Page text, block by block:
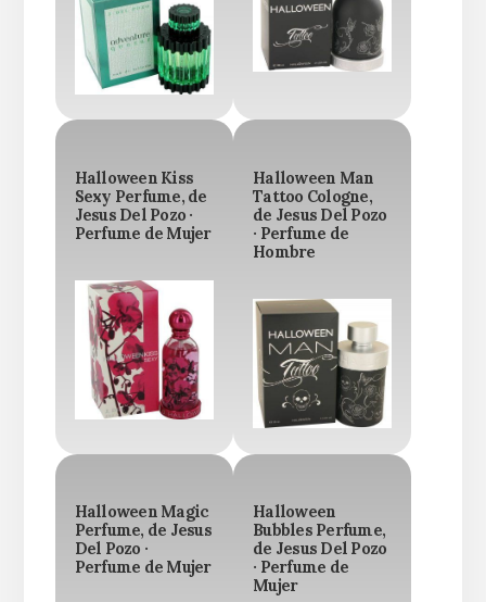
Halloween Kiss
Sexy Perfume, de
Jesus Del Pozo ·
Perfume de Mujer
Halloween Man
Tattoo Cologne,
de Jesus Del Pozo
· Perfume de
Hombre
Halloween Magic
Perfume, de Jesus
Del Pozo ·
Perfume de Mujer
Halloween
Bubbles Perfume,
de Jesus Del Pozo
· Perfume de
Mujer